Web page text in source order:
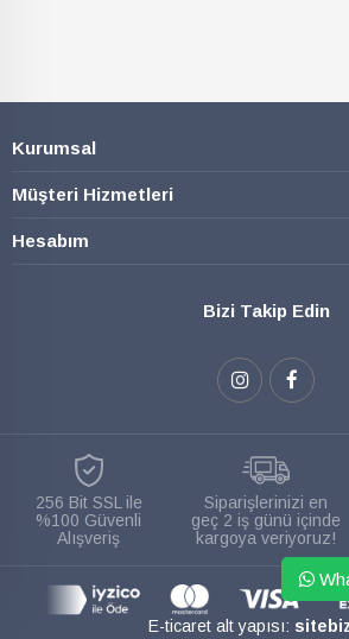
Kurumsal
Müşteri Hizmetleri
Hesabım
Bizi Takip Edin
256 Bit SSL ile
%100 Güvenli
Alışveriş
Siparişlerinizi en
geç 2 iş günü içinde
kargoya veriyoruz!
E-ticaret alt yapısı: